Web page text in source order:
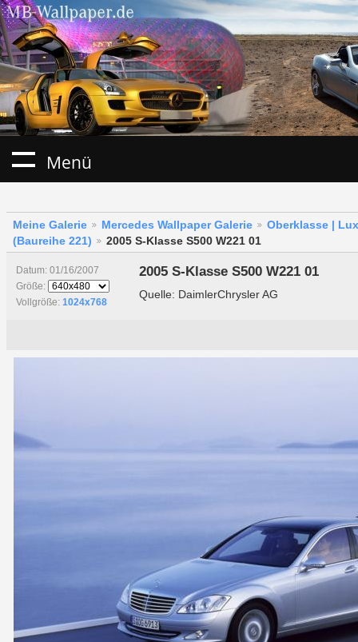
Menü
Meine Galerie Mercedes Wallpaper Galerie
Oberklasse |
(Baureihe 221)
2005 S-Klasse S500 W221 01
Datum: 01/16/2007
Größe:
Vollgröße: 1024x768
2005 S-Klasse S500 W221 01
Quelle: DaimlerChrysler AG